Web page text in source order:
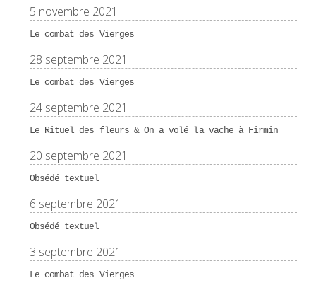
5 novembre 2021
Le combat des Vierges
28 septembre 2021
Le combat des Vierges
24 septembre 2021
Le Rituel des fleurs & On a volé la vache à Firmin
20 septembre 2021
Obsédé textuel
6 septembre 2021
Obsédé textuel
3 septembre 2021
Le combat des Vierges